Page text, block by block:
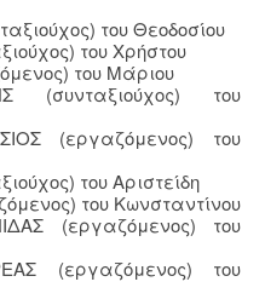
του Θεοδοσίου
του Χρήστου
του Μάριου
του
(εργαζόμενος) του
του Αριστείδη
του Κωνσταντίνου
(εργαζόμενος) του
(εργαζόμενος) του